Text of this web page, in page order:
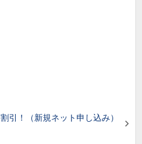
引！（新規ネット申し込み）